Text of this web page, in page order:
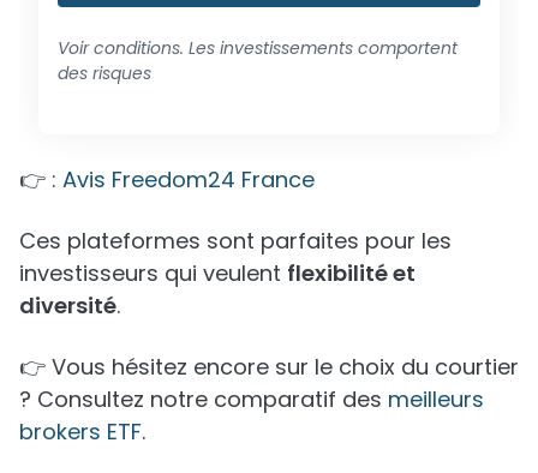
Voir conditions. Les investissements comportent
des risques
👉 : Avis Freedom24 France
Ces plateformes sont parfaites pour les
investisseurs qui veulent flexibilité et
diversité.
👉 Vous hésitez encore sur le choix du courtier
? Consultez notre comparatif des meilleurs
brokers ETF.